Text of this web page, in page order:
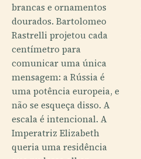
brancas e ornamentos
dourados. Bartolomeo
Rastrelli projetou cada
centímetro para
comunicar uma única
mensagem: a Rússia é
uma potência europeia, e
não se esqueça disso. A
escala é intencional. A
Imperatriz Elizabeth
queria uma residência